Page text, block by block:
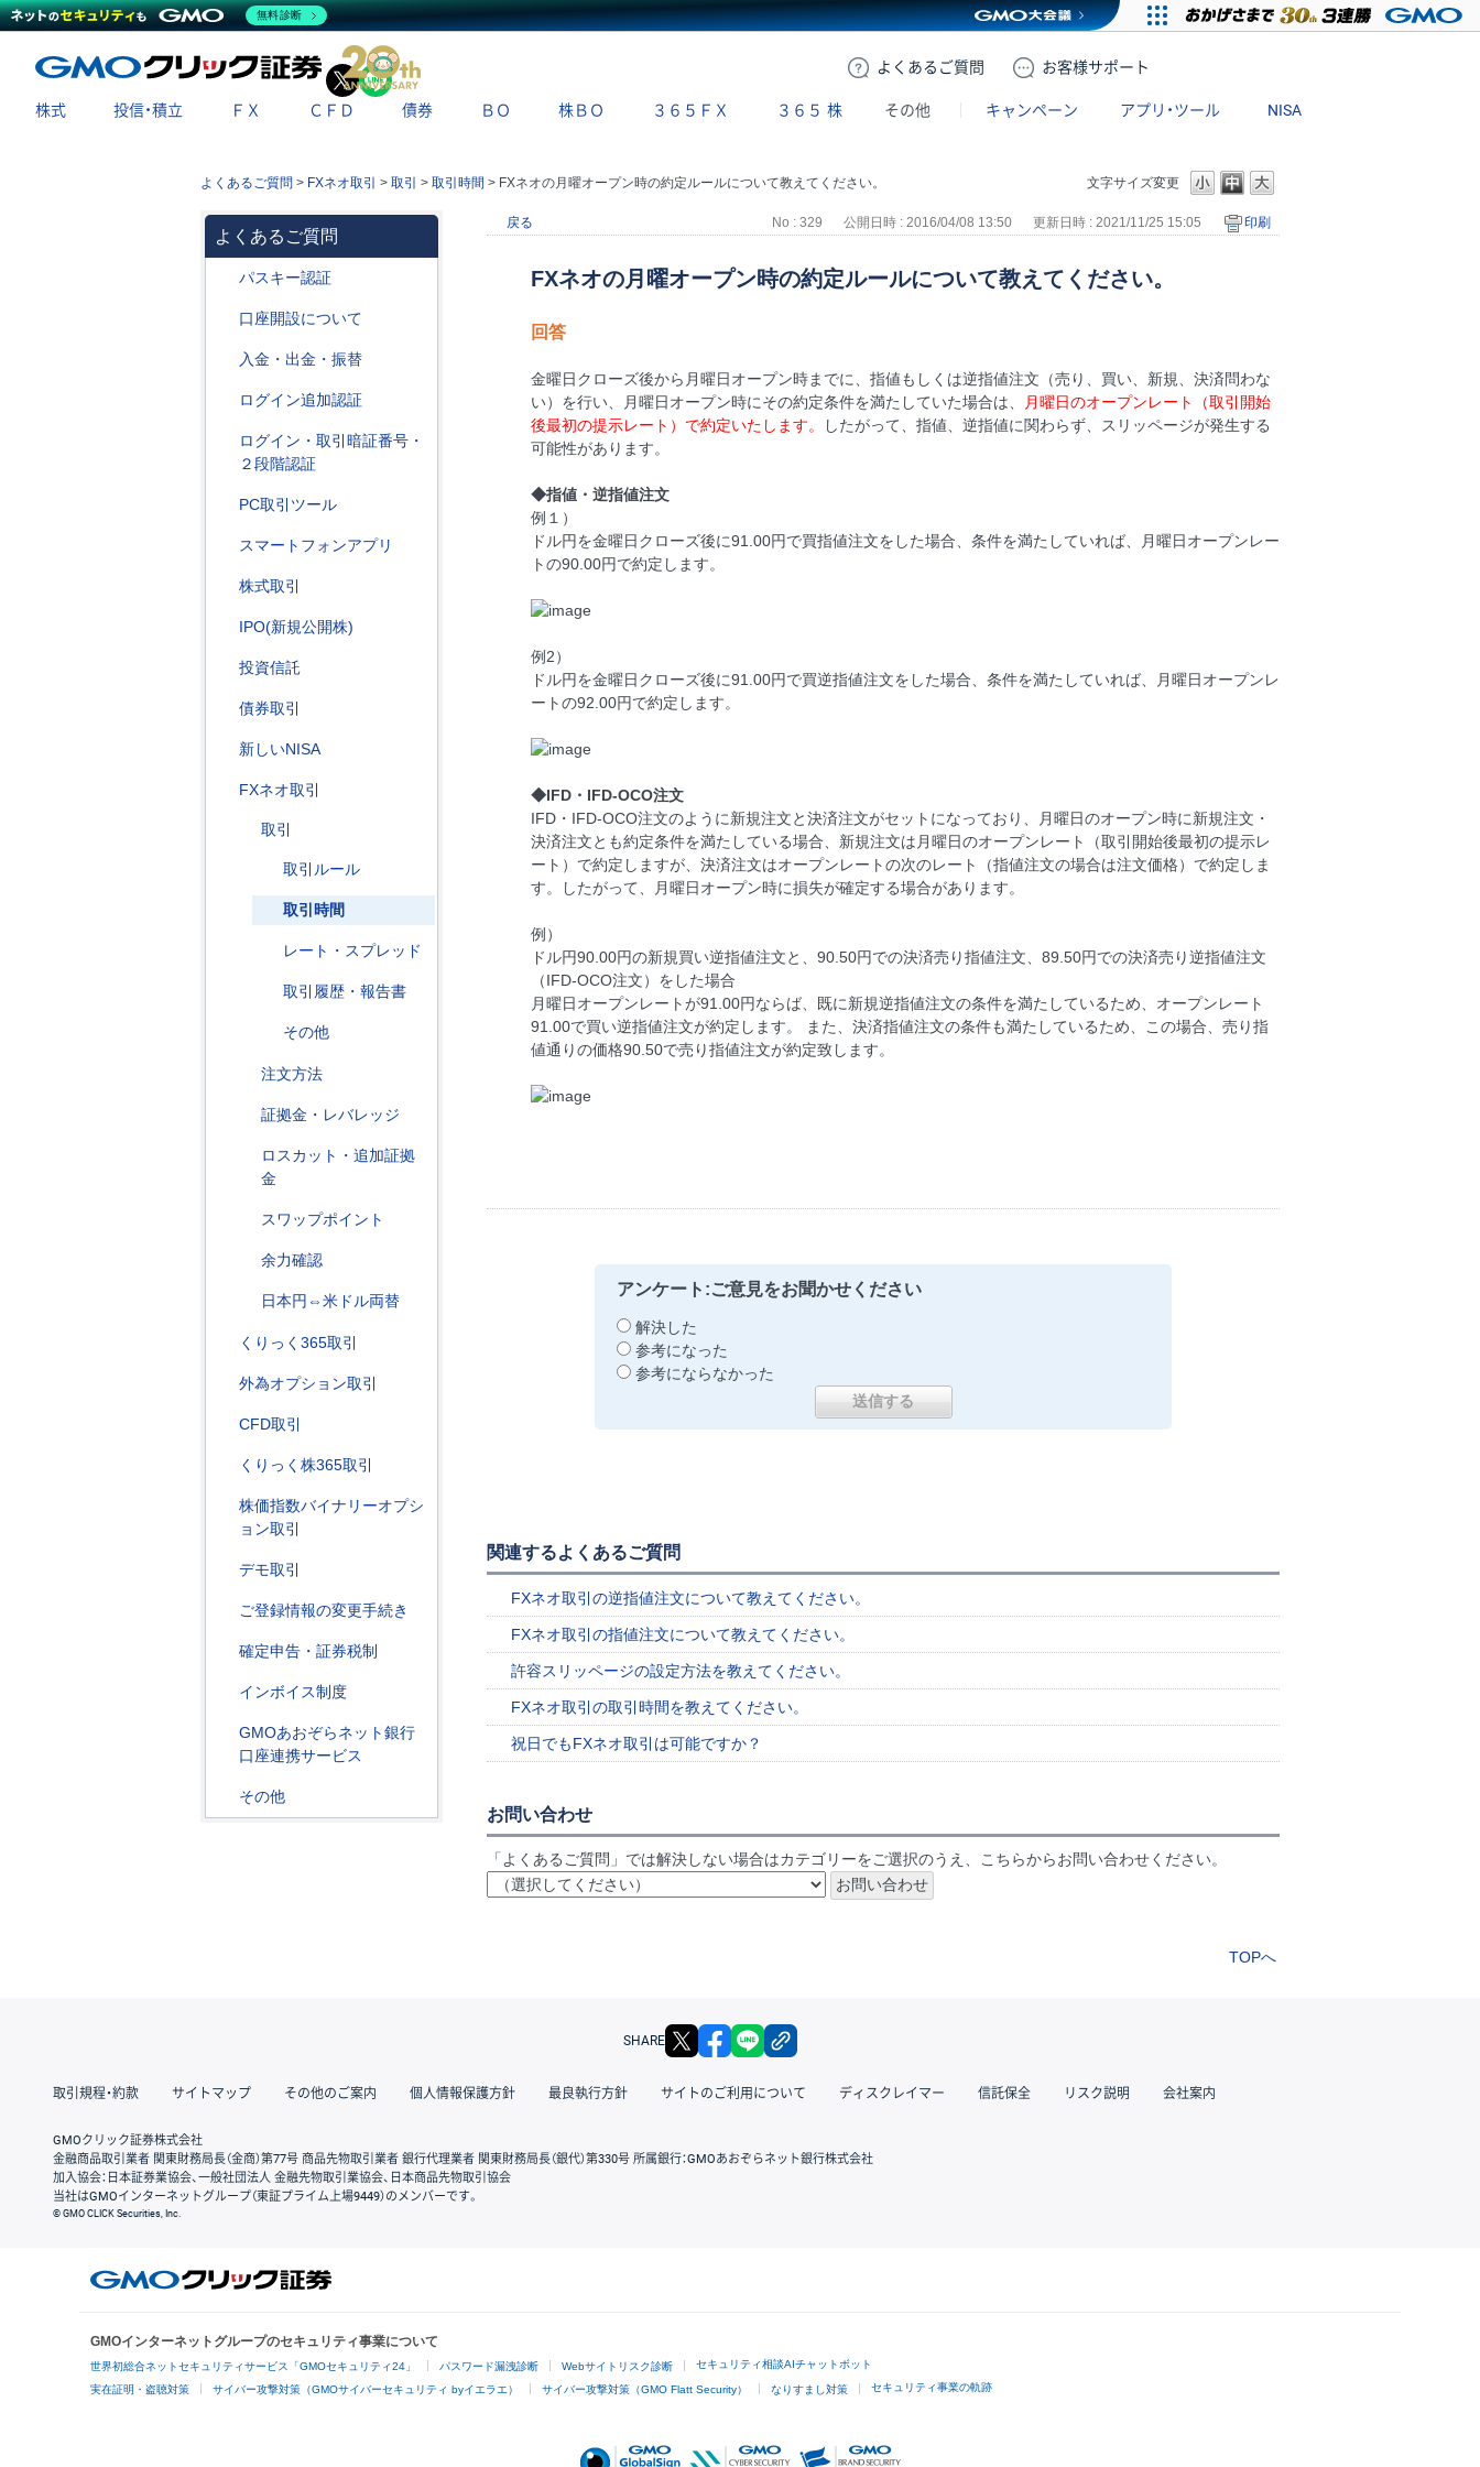
よくある ご質問 お客様サポート
X
株式 投信・積立 ＦＸ ＣＦＤ 債券 ＢＯ 株ＢＯ ３６５ＦＸ ３６５ 株 その他 キャンペーン アプリ・ツール NISA
文字サイズ変更
よくあるご質問 > FXネオ取引 > 取引 > 取引時間 > FXネオの月曜オープン時の約定ルールについて教えてください。
よくあるご質問
パスキー認証
口座開設について
入金・出金・振替
ログイン追加認証
ログイン・取引暗証番号・
２段階認証
PC取引ツール
スマートフォンアプリ
株式取引
IPO(新規公開株)
投資信託
債券取引
新しいNISA
FXネオ取引
取引
取引ルール
取引時間
レート・スプレッド
取引履歴・報告書
その他
注文方法
証拠金・レバレッジ
ロスカット・追加証拠
金
スワップポイント
余力確認
日本円⇔米ドル両替
くりっく365取引
外為オプション取引
CFD取引
くりっく株365取引
株価指数バイナリーオプシ
ョン取引
デモ取引
ご登録情報の変更手続き
確定申告・証券税制
インボイス制度
GMOあおぞらネット銀行
口座連携サービス
その他
戻る No : 329 公開日時 : 2016/04/08 13:50 更新日時 : 2021/11/25 15:05 印刷
FXネオの月曜オープン時の約定ルールについて教えてください。
回答
金曜日クローズ後から月曜日オープン時までに、指値もしくは逆指値注文（売り、買い、新規、決済問わな
い）を行い、月曜日オープン時にその約定条件を満たしていた場合は、
月曜日のオープンレート（取引開始
後最初の提示レート）で約定いたします。
したがって、指値、逆指値に関わらず、スリッページが発生する
可能性があります。
◆指値・逆指値注文
例１）
ドル円を金曜日クローズ後に91.00円で買指値注文をした場合、条件を満たしていれば、月曜日オープンレー
トの90.00円で約定します。
例2）
ドル円を金曜日クローズ後に91.00円で買逆指値注文をした場合、条件を満たしていれば、月曜日オープンレ
ートの92.00円で約定します。
◆IFD・IFD-OCO注文
IFD・IFD-OCO注文のように新規注文と決済注文がセットになっており、月曜日のオープン時に新規注文・
決済注文とも約定条件を満たしている場合、新規注文は月曜日のオープンレート（取引開始後最初の提示レ
ート）で約定しますが、決済注文はオープンレートの次のレート（指値注文の場合は注文価格）で約定しま
す。したがって、月曜日オープン時に損失が確定する場合があります。
例）
ドル円90.00円の新規買い逆指値注文と、90.50円での決済売り指値注文、89.50円での決済売り逆指値注文
（IFD-OCO注文）をした場合
月曜日オープンレートが91.00円ならば、既に新規逆指値注文の条件を満たしているため、オープンレート
91.00で買い逆指値注文が約定します。 また、決済指値注文の条件も満たしているため、この場合、売り指
値通りの価格90.50で売り指値注文が約定致します。
アンケート:ご意見をお聞かせください
解決した
参考になった
参考にならなかった
関連するよくあるご質問
FXネオ取引の逆指値注文について教えてください。
FXネオ取引の指値注文について教えてください。
許容スリッページの設定方法を教えてください。
FXネオ取引の取引時間を教えてください。
祝日でもFXネオ取引は可能ですか？
お問い合わせ
「よくあるご質問」では解決しない場合はカテゴリーをご選択のうえ、こちらからお問い合わせください。
TOPへ
SHARE X facebook
取引規程・約款 サイトマップ その他のご案内 個人情報保護方針 最良執行方針 サイトのご利用について ディスクレイマー 信託保全 リスク説明 会社案内
GMOクリック証券株式会社
金融商品取引業者 関東財務局長（金商）第77号 商品先物取引業者 銀行代理業者 関東財務局長（銀代）第330号 所属銀行：GMOあおぞらネット銀行株式会社
加入協会：日本証券業協会、一般社団法人 金融先物取引業協会、日本商品先物取引協会
当社はGMOインターネットグループ（東証プライム上場9449）のメンバーです。
© GMO CLICK Securities, Inc.
GMOインターネットグループのセキュリティ事業について
世界初総合ネットセキュリティサービス「GMOセキュリティ24」 パスワード漏洩診断 Webサイトリスク診断 セキュリティ相談AIチャットボット
実在証明・盗聴対策 サイバー攻撃対策（GMOサイバーセキュリティ byイエラエ） サイバー攻撃対策（GMO Flatt Security） なりすまし対策 セキュリティ事業の軌跡
無料診断